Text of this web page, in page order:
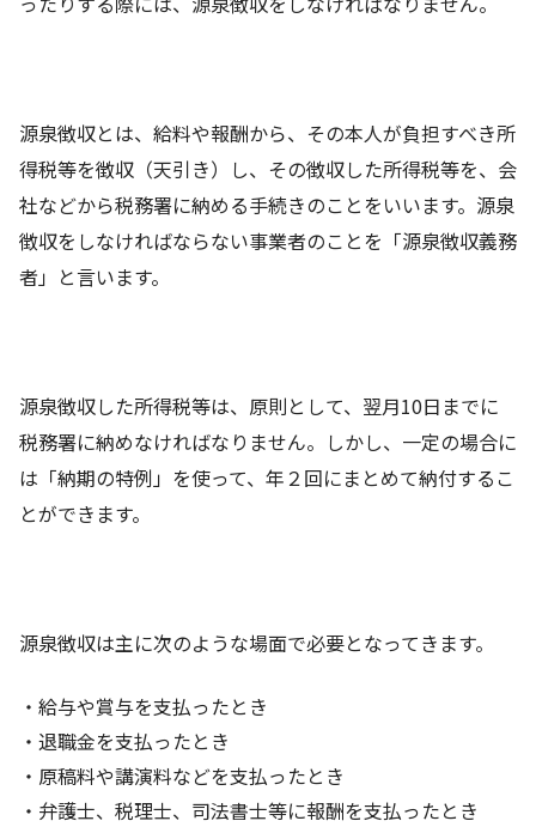
源泉徴収とは、給料や報酬から、その本人が負担すべき所
得税等を徴収（天引き）し、その徴収した所得税等を、会
社などから税務署に納める手続きのことをいいます。源泉
徴収をしなければならない事業者のことを「源泉徴収義務
者」と言います。
源泉徴収した所得税等は、原則として、翌月10日までに
税務署に納めなければなりません。しかし、一定の場合に
は「納期の特例」を使って、年２回にまとめて納付するこ
とができます。
源泉徴収は主に次のような場面で必要となってきます。
・給与や賞与を支払ったとき
・退職金を支払ったとき
・原稿料や講演料などを支払ったとき
・弁護士、税理士、司法書士等に報酬を支払ったとき